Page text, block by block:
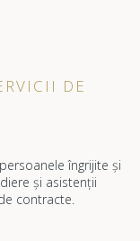
DE
îngrijite și
și asistenții
contracte.